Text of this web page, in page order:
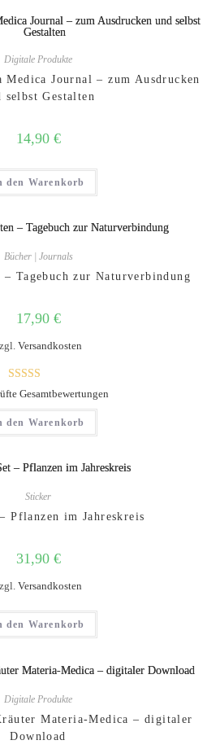
Digitale Produkte
Journal – zum Ausdrucken
selbst Gestalten
14,90 €
den Warenkorb
Bücher | Journals
Tagebuch zur Naturverbindung
17,90 €
Versandkosten
Bewertet mit
5.00von 5
Gesamtbewertungen
den Warenkorb
Sticker
Pflanzen im Jahreskreis
31,90 €
Versandkosten
den Warenkorb
Digitale Produkte
Materia-Medica – digitaler
Download